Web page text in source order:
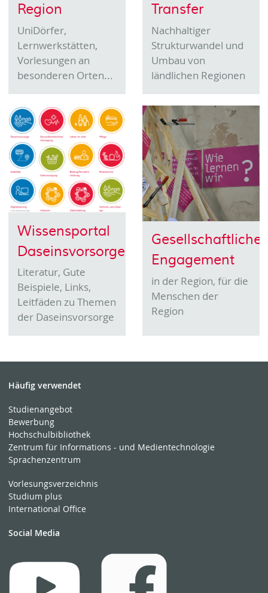
Region
UniDörfer,
Lernwerkstätten,
Vorlesungen an
besonderen Orten...
Transfer
Nachhaltiger
Strukturwandel und
Umbau von
ländlichen Regionen
Wissensportal
Daseinsvorsorge
Literatur, Gute
Beispiele, Links,
Leitfäden zu Themen
der Daseinsvorsorge
Gesellschaftliches
Engagement
in der Region, für die
Menschen der
Region
Häufig verwendet
Studienangebot
Bewerbung
Hochschulbibliothek
Zentrum für Informations - und Medientechnologie
Sprachenzentrum
Vorlesungsverzeichnis
Studium plus
International Office
Social Media